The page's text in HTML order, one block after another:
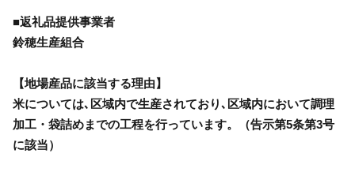
■返礼品提供事業者
鈴穂生産組合
【地場産品に該当する理由】
米については､区域内で生産されており､区域内において調理
加工・袋詰めまでの工程を行っています。（告示第5条第3号
に該当）